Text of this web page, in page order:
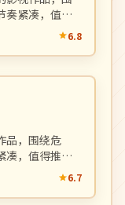
奏紧凑，值得
6.8
品，围绕危
凑，值得推荐
6.7